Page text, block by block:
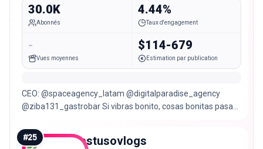
30.0K
Abonnés
4.44%
Taux d'engagement
-
Vues moyennes
$114-679
Estimation par publication
CEO: @spaceagency_latam @digitalparadise_agency
@ziba131_gastrobar Si vibras bonito, cosas bonitas pasan
#25 pastusovlogs